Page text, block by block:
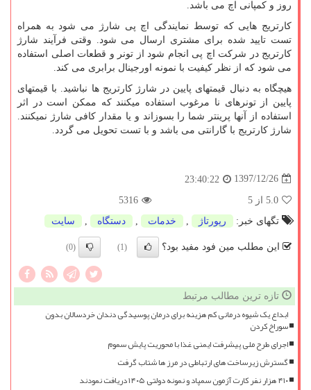
روز و کمپانی اچ می باشد.
کارتریج هایی که توسط نمایندگی اچ پی شارژ می شود به همراه
تست تایید شده برای مشتری ارسال می شود. وقتی فرآیند شارژ
کارتریج در شرکت اچ پی انجام شود از تونر و قطعات اصلی استفاده
می شود که از نظر کیفیت با نمونه اورجینال برابری می کند.
هیچگاه به دنبال قیمتهای پایین در شارژ کارتریج ها نباشید. با قیمتهای
پایین از تونرهای نا مرغوب استفاده میکنند که ممکن است در اثر
استفاده از آنها پرینتر شما را بسوزاند و یا مقدار کافی شارژ نمیکنند.
شارژ کارتریج با گارانتی می باشد و با تست تحویل می گردد.
1397/12/26
23:40:22
5.0 از 5
5316
تگهای خبر:
رپورتاژ , خدمات , دستگاه , سایت
این مطلب مین فود مفید بود؟ (1)
(0)
تازه ترین مطالب مرتبط
ابداع یک شیوه درمانی کم هزینه برای درمان پوسیدگی دندان خردسالان بدون
سوراخ کردن
اجرای طرح ملی پیشرفت ایمنی غذا با محوریت پایش سموم
گسترش زیرساخت های ارتباطی در مرز ها شتاب گرفت
۴۱۰ هزار نفر کارت آزمون سمپاد و نمونه دولتی ۱۴۰۵ دریافت نمودند